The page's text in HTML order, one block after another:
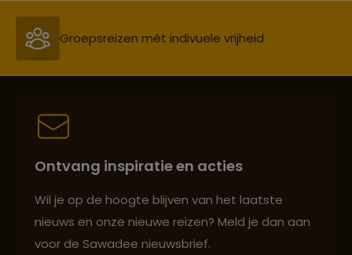
Groepsreizen mét indivuele vrijheid
Persoonlijk en deskundig reisadvies
Ontvang inspiratie en acties
Wil je op de hoogte blijven van het laatste
nieuws en onze nieuwe reizen? Meld je dan aan
voor de Sawadee nieuwsbrief.